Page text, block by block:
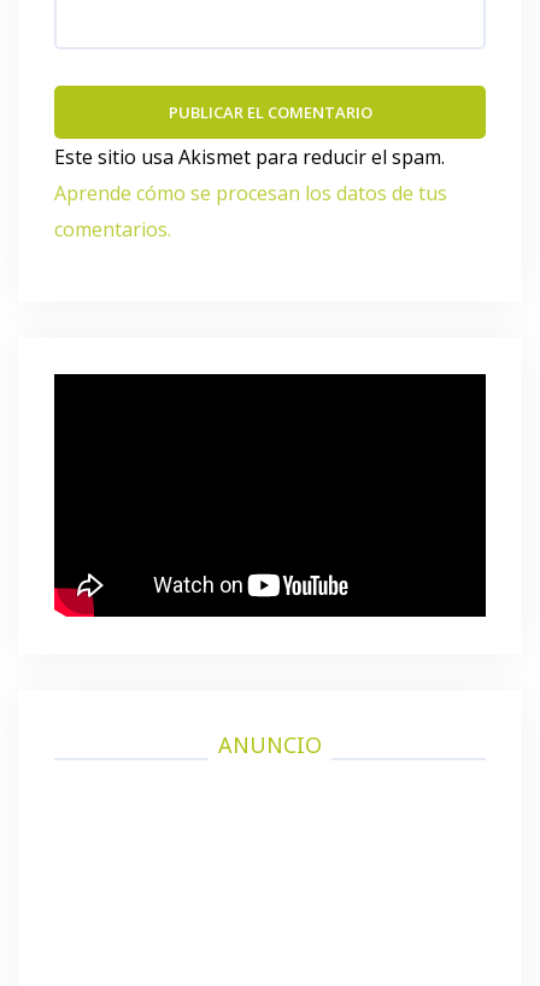
Este sitio usa Akismet para reducir el spam.
Aprende cómo se procesan los datos de tus
comentarios.
ANUNCIO